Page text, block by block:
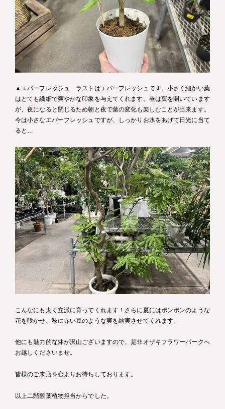
▲エバーフレッシュ ラストはエバーフレッシュです。小さく細かい葉
はとても繊細で爽やかな印象を与えてくれます。昼は葉を開いています
が、夜になると閉じるため朝と夜で葉の変化も楽しむことが出来ます。
今は小さなエバーフレッシュですが、しっかりお水をあげて日光に当て
ると…
こんなにも太く立派に育ってくれます！さらに夏にはポンポンのような
花を咲かせ、秋に赤い豆のような実を結実させてくれます。
他にも魅力的な鉢が沢山ございますので、是非オザキフラワーパークへ
お越しくださいませ。
皆様のご来店を心よりお待ちしております。
以上二階観葉植物担当からでした。